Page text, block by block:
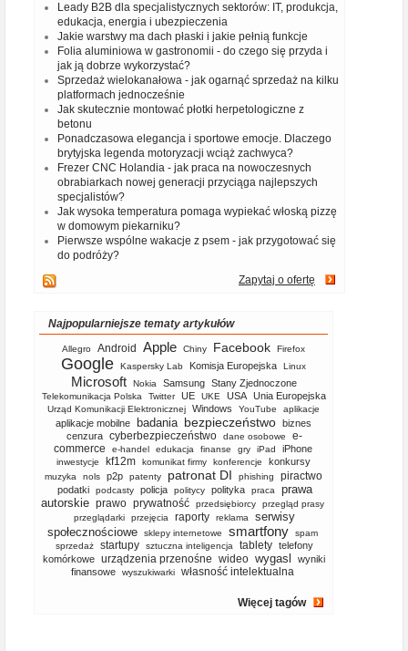
Leady B2B dla specjalistycznych sektorów: IT, produkcja,
edukacja, energia i ubezpieczenia
Jakie warstwy ma dach płaski i jakie pełnią funkcje
Folia aluminiowa w gastronomii - do czego się przyda i
jak ją dobrze wykorzystać?
Sprzedaż wielokanałowa - jak ogarnąć sprzedaż na kilku
platformach jednocześnie
Jak skutecznie montować płotki herpetologiczne z
betonu
Ponadczasowa elegancja i sportowe emocje. Dlaczego
brytyjska legenda motoryzacji wciąż zachwyca?
Frezer CNC Holandia - jak praca na nowoczesnych
obrabiarkach nowej generacji przyciąga najlepszych
specjalistów?
Jak wysoka temperatura pomaga wypiekać włoską pizzę
w domowym piekarniku?
Pierwsze wspólne wakacje z psem - jak przygotować się
do podróży?
Zapytaj o ofertę
Najpopularniejsze tematy artykułów
Allegro Android Apple Chiny Facebook Firefox
Google Kaspersky Lab Komisja Europejska Linux
Microsoft Nokia Samsung Stany Zjednoczone
Telekomunikacja Polska Twitter UE UKE USA Unia Europejska
Urząd Komunikacji Elektronicznej Windows YouTube aplikacje
aplikacje mobilne badania bezpieczeństwo biznes
cenzura cyberbezpieczeństwo dane osobowe
e-
commerce
e-handel edukacja finanse gry iPad iPhone
inwestycje kf12m komunikat firmy konferencje konkursy
muzyka nols p2p patenty patronat DI phishing piractwo
podatki podcasty policja politycy polityka praca
prawa
autorskie prawo prywatność przedsiębiorcy
przegląd prasy
przeglądarki
przejęcia raporty reklama
serwisy
społecznościowe
sklepy internetowe smartfony
spam
sprzedaż
startupy sztuczna inteligencja tablety telefony
komórkowe
urządzenia przenośne wideo wygasl
wyniki
finansowe
wyszukiwarki własność intelektualna
Więcej tagów